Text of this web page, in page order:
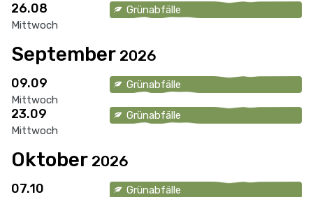
26.08
Mittwoch
Grünabfälle
September 2026
09.09
Mittwoch
Grünabfälle
23.09
Mittwoch
Grünabfälle
Oktober 2026
07.10 Grünabfälle